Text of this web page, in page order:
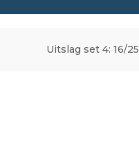
Uitslag set 4: 16/25